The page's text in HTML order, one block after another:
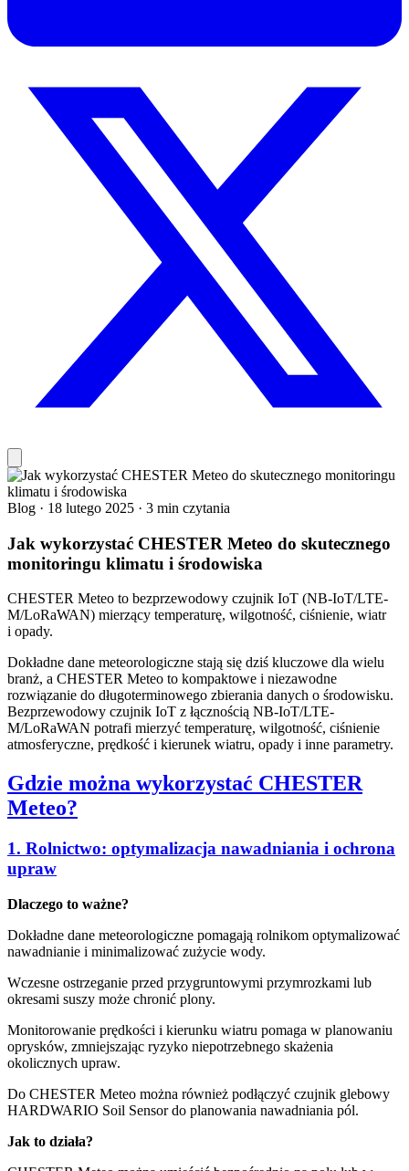
Blog · 18 lutego 2025 · 3 min czytania
Jak wykorzystać CHESTER Meteo do skutecznego
monitoringu klimatu i środowiska
CHESTER Meteo to bezprzewodowy czujnik IoT (NB-IoT/LTE-
M/LoRaWAN) mierzący temperaturę, wilgotność, ciśnienie, wiatr
i opady.
Dokładne dane meteorologiczne stają się dziś kluczowe dla wielu
branż, a CHESTER Meteo to kompaktowe i niezawodne
rozwiązanie do długoterminowego zbierania danych o środowisku.
Bezprzewodowy czujnik IoT z łącznością NB-IoT/LTE-
M/LoRaWAN potrafi mierzyć temperaturę, wilgotność, ciśnienie
atmosferyczne, prędkość i kierunek wiatru, opady i inne parametry.
Gdzie można wykorzystać CHESTER
Meteo?
1. Rolnictwo: optymalizacja nawadniania i ochrona
upraw
Dlaczego to ważne?
Dokładne dane meteorologiczne pomagają rolnikom optymalizować
nawadnianie i minimalizować zużycie wody.
Wczesne ostrzeganie przed przygruntowymi przymrozkami lub
okresami suszy może chronić plony.
Monitorowanie prędkości i kierunku wiatru pomaga w planowaniu
oprysków, zmniejszając ryzyko niepotrzebnego skażenia
okolicznych upraw.
Do CHESTER Meteo można również podłączyć czujnik glebowy
HARDWARIO Soil Sensor do planowania nawadniania pól.
Jak to działa?